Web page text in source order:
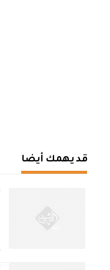
قد يهمك أيضا